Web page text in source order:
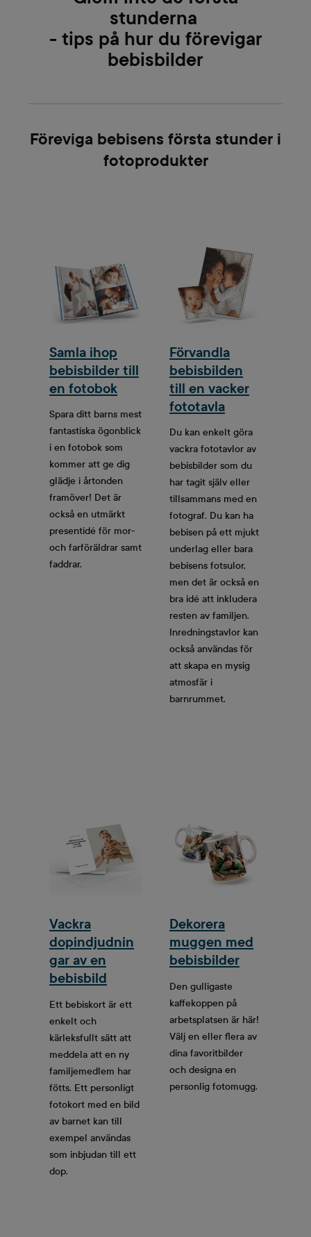
stunderna
- tips på hur du förevigar
bebisbilder
Föreviga bebisens första stunder i
fotoprodukter
Samla ihop
bebisbilder till
en fotobok
Spara ditt barns mest
fantastiska ögonblick
i en fotobok som
kommer att ge dig
glädje i årtonden
framöver! Det är
också en utmärkt
presentidé för mor-
och farföräldrar samt
faddrar.
Förvandla
bebisbilden
till en vacker
fototavla
Du kan enkelt göra
vackra fototavlor av
bebisbilder som du
har tagit själv eller
tillsammans med en
fotograf. Du kan ha
bebisen på ett mjukt
underlag eller bara
bebisens fotsulor,
men det är också en
bra idé att inkludera
resten av familjen.
Inredningstavlor kan
också användas för
att skapa en mysig
atmosfär i
barnrummet.
Vackra
dopindjudnin
gar av en
bebisbild
Ett bebiskort är ett
enkelt och
kärleksfullt sätt att
meddela att en ny
familjemedlem har
fötts. Ett personligt
fotokort med en bild
av barnet kan till
exempel användas
som inbjudan till ett
dop.
Dekorera
muggen med
bebisbilder
Den gulligaste
kaffekoppen på
arbetsplatsen är här!
Välj en eller flera av
dina favoritbilder
och designa en
personlig fotomugg.